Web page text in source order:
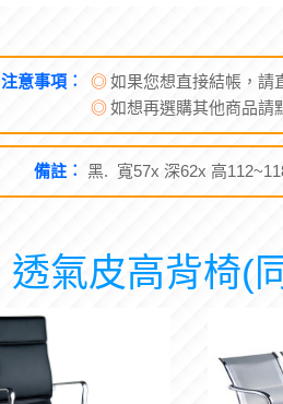
注意事項︰ ◎如果您想直接結帳，請
◎如想再選購其他商品請
備註︰ 黑. 寬57x 深62x 高
透氣皮高背椅(